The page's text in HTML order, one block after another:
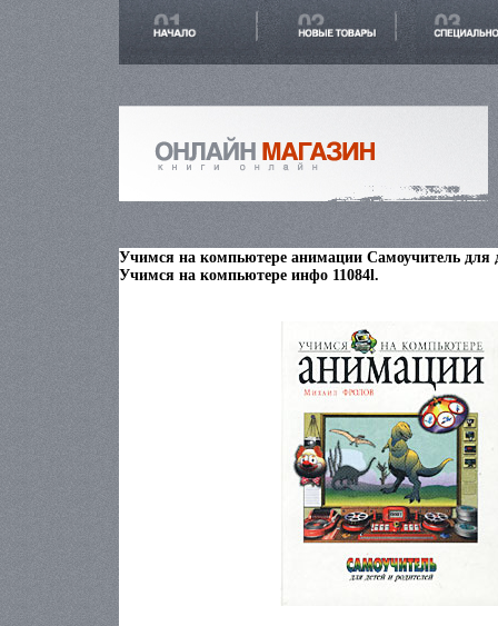
Учимся на компьютере анимации Самоучитель для
Учимся на компьютере инфо 11084l.